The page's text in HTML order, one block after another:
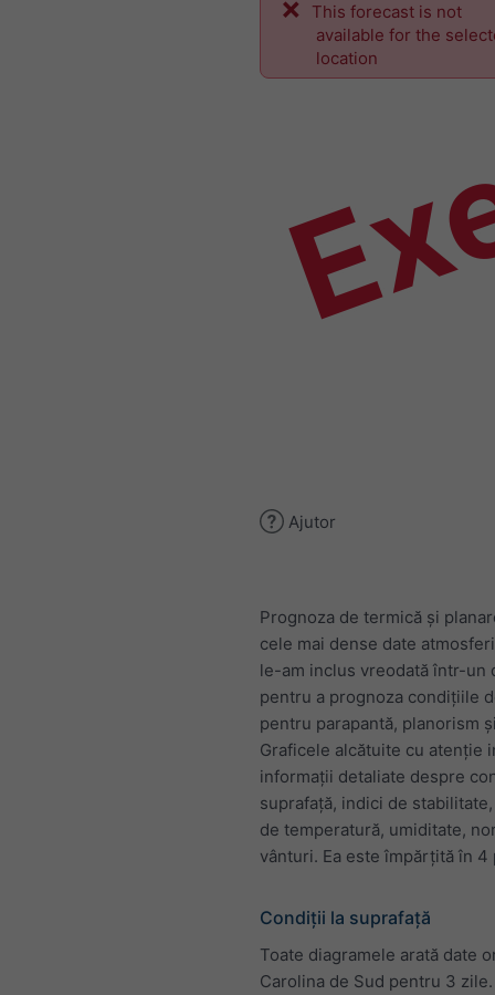
This forecast is not
available for the
location
Ajutor
Prognoza de termică și
cele mai dense date
le-am inclus vreodată într-un
pentru a prognoza condițiile
pentru parapantă, planorism
Graficele alcătuite cu atenție
informații detaliate despre
suprafață, indici de
de temperatură, umiditate,
vânturi. Ea este împărțită în 4
Condiții la suprafață
Toate diagramele arată date
Carolina de Sud pentru 3